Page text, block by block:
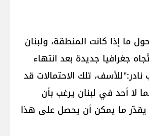
ما إذا كانت المنطقة، ولبنان
جغرافيا جديدة بعد انتهاء
نادر:"للأسف، تلك الاحتمالات قد
لا أحد في لبنان يرغب بأن
يقدّر ما يمكن أن يحصل على هذا